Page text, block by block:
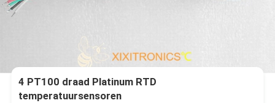
4 PT100 draad Platinum RTD
temperatuursensoren